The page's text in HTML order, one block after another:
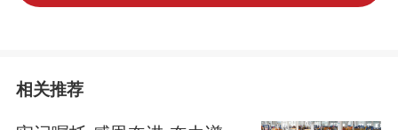
校服、脸庞稚嫩的少年——来自北京市第
相关推荐